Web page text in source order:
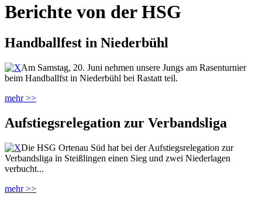
Berichte von der HSG
Handballfest in Niederbühl
Am Samstag, 20. Juni nehmen unsere Jungs am Rasenturnier
beim Handballfst in Niederbühl bei Rastatt teil.
mehr >>
Aufstiegsrelegation zur Verbandsliga
Die HSG Ortenau Süd hat bei der Aufstiegsrelegation zur
Verbandsliga in Steißlingen einen Sieg und zwei Niederlagen
verbucht...
mehr >>